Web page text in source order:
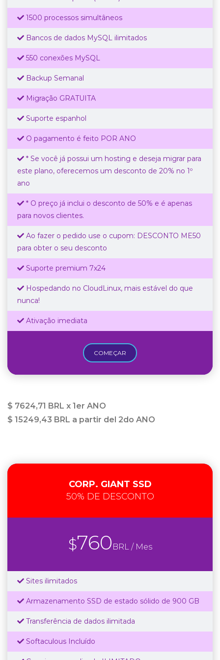
1500 processos simultâneos
Bancos de dados MySQL ilimitados
550 conexões MySQL
Backup Semanal
Migração GRATUITA
Suporte espanhol
O pagamento é feito POR ANO
* Se você já possui um hosting e deseja migrar para
este plano, oferecemos um desconto de 20% no 1º
ano
* O preço já inclui o desconto de 50% e é apenas
para novos clientes.
Ao fazer o pedido use o cupom: DESCONTO ME50
para obter o seu desconto
Suporte premium 7x24
Hospedando no CloudLinux, mais estável do que
nunca!
Ativação imediata
COMEÇAR
$ 7624,71 BRL x 1er ANO
$ 15249,43 BRL a partir del 2do ANO
CORP. GIANT SSD
50% DE DESCONTO
$760 BRL / Mes
Sites ilimitados
Armazenamento SSD de estado sólido de 900 GB
Transferência de dados ilimitada
Softaculous Incluído